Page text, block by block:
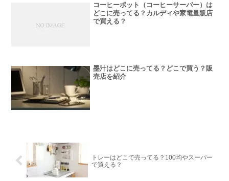
コーヒーポット（コーヒーサーバー）は
どこに売ってる？カルディや家電量販店
で買える？
墨汁はどこに売ってる？どこで買う？販
売店を紹介
トレーはどこで売ってる？100均やスーパー
で買える？